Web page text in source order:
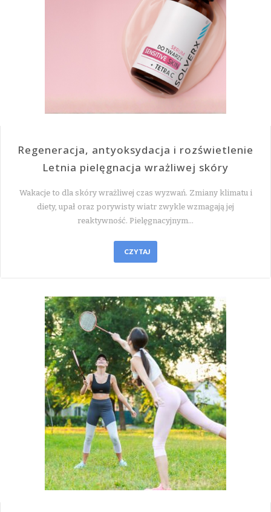
Regeneracja, antyoksydacja i rozświetlenie
Letnia pielęgnacja wrażliwej skóry
Wakacje to dla skóry wrażliwej czas wyzwań. Zmiany klimatu i
diety, upał oraz porywisty wiatr zwykle wzmagają jej
reaktywność. Pielęgnacyjnym…
CZYTAJ